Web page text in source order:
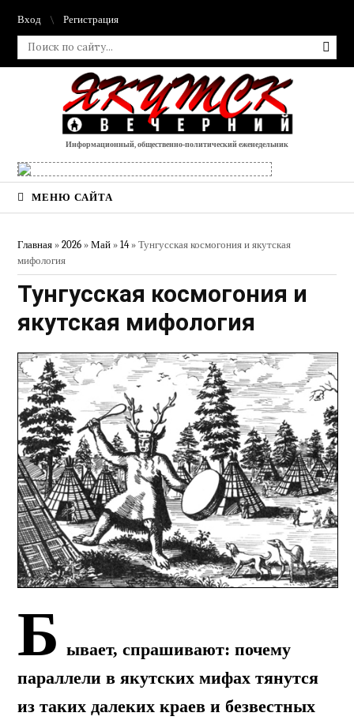
Вход Регистрация
Информационный, общественно-политический еженедельник
МЕНЮ САЙТА
Главная »2026 » Май » 14» Тунгусская космогония и якутская
мифология
Тунгусская космогония и
якутская мифология
Б ывает, спрашивают: почему
параллели в якутских мифах тянутся
из таких далеких краев и безвестных